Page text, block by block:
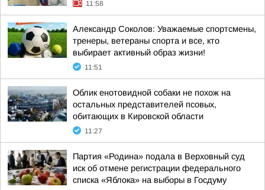
11:58
Александр Соколов: Уважаемые спортсмены,
тренеры, ветераны спорта и все, кто
выбирает активный образ жизни!
11:51
Облик енотовидной собаки не похож на
остальных представителей псовых,
обитающих в Кировской области
11:27
Партия «Родина» подала в Верховный суд
иск об отмене регистрации федерального
списка «Яблока» на выборы в Госдуму